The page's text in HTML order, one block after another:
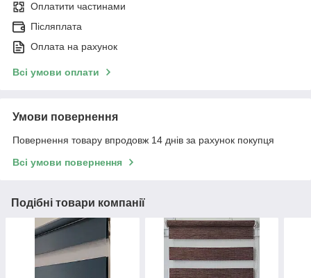
Оплатити частинами
Післяплата
Оплата на рахунок
Всі умови оплати
Умови повернення
Повернення товару впродовж 14 днів за рахунок покупця
Всі умови повернення
Подібні товари компанії